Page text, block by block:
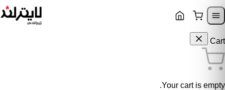
Skip to navigation
Cart
Your cart is empty.